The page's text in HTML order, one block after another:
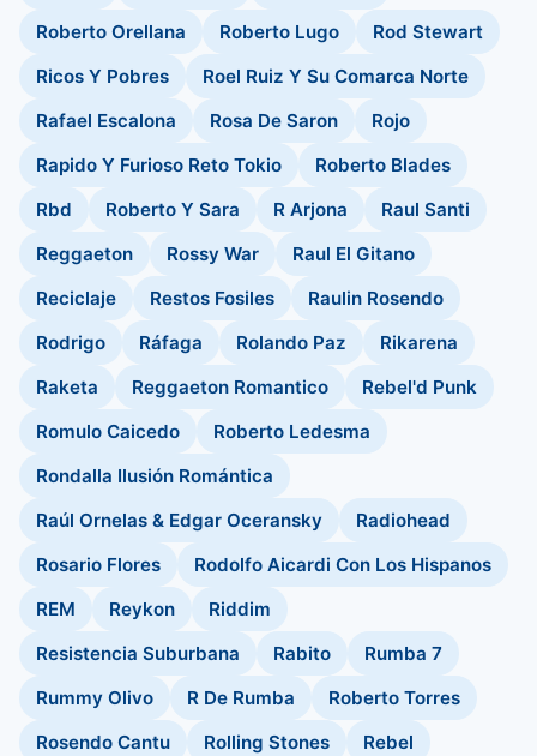
Roberto Orellana
Roberto Lugo
Rod Stewart
Ricos Y Pobres
Roel Ruiz Y Su Comarca Norte
Rafael Escalona
Rosa De Saron
Rojo
Rapido Y Furioso Reto Tokio
Roberto Blades
Rbd
Roberto Y Sara R Arjona
Raul Santi
Reggaeton
Rossy War
Raul El Gitano
Reciclaje
Restos Fosiles
Raulin Rosendo
Rodrigo
Ráfaga Rolando Paz
Rikarena
Raketa
Reggaeton Romantico
Rebel'd Punk
Romulo Caicedo
Roberto Ledesma
Rondalla Ilusión Romántica
Raúl Ornelas & Edgar Oceransky
Radiohead
Rosario Flores
Rodolfo Aicardi Con Los Hispanos
REM
Reykon
Riddim
Resistencia Suburbana
Rabito
Rumba 7
Rummy Olivo
R De Rumba
Roberto Torres
Rosendo Cantu
Rolling Stones
Rebel